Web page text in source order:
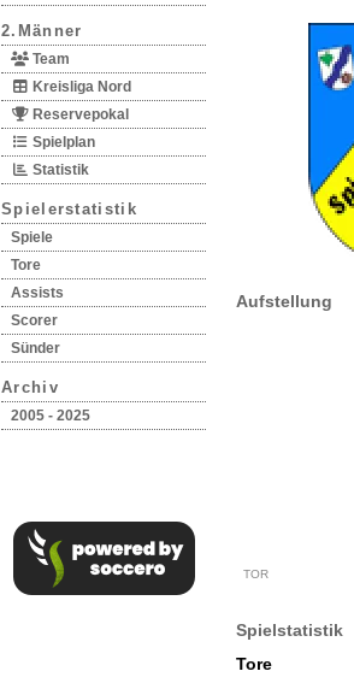
2.Männer
Team
Kreisliga Nord
Reservepokal
Spielplan
Statistik
Spielerstatistik
Spiele
Tore
Assists
Scorer
Sünder
Archiv
2005 - 2025
Aufstellung
TOR
Spielstatistik
Tore